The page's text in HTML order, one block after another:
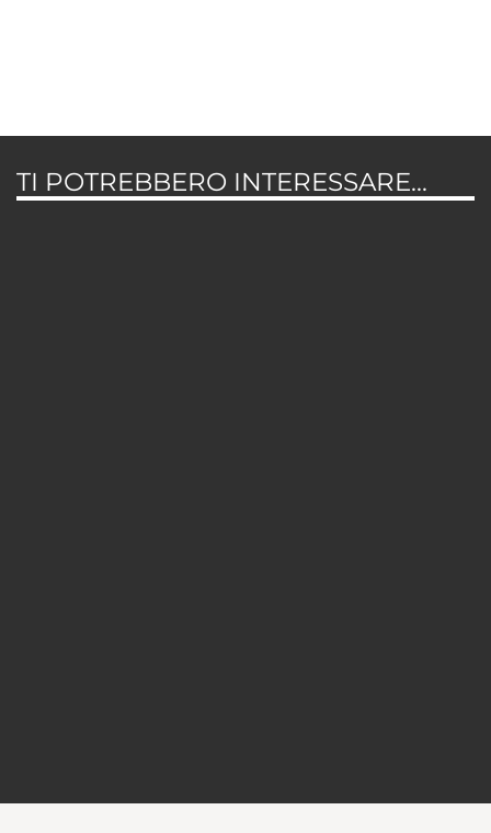
TI POTREBBERO INTERESSARE...